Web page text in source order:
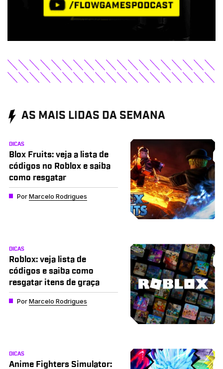
AS MAIS LIDAS DA SEMANA
DICAS
Blox Fruits: veja a lista de
códigos no Roblox e saiba
como resgatar
PorMarcelo Rodrigues
DICAS
Roblox: veja lista de
códigos e saiba como
resgatar itens de graça
PorMarcelo Rodrigues
DICAS
Anime Fighters Simulator: